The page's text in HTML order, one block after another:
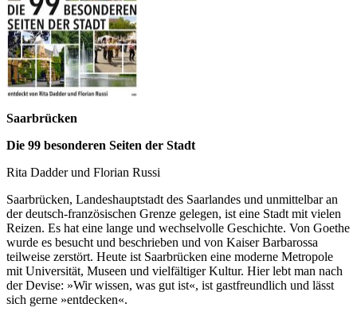
Saarbrücken
Die 99 besonderen Seiten der Stadt
Rita Dadder und Florian Russi
Saarbrücken, Landeshauptstadt des Saarlandes und unmittelbar an
der deutsch-französischen Grenze gelegen, ist eine Stadt mit vielen
Reizen. Es hat eine lange und wechselvolle Geschichte. Von Goethe
wurde es besucht und beschrieben und von Kaiser Barbarossa
teilweise zerstört. Heute ist Saarbrücken eine moderne Metropole
mit Universität, Museen und vielfältiger Kultur. Hier lebt man nach
der Devise: »Wir wissen, was gut ist«, ist gastfreundlich und lässt
sich gerne »entdecken«.